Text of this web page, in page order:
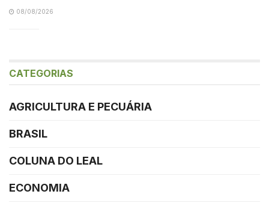
08/08/2026
CATEGORIAS
AGRICULTURA E PECUÁRIA
BRASIL
COLUNA DO LEAL
ECONOMIA